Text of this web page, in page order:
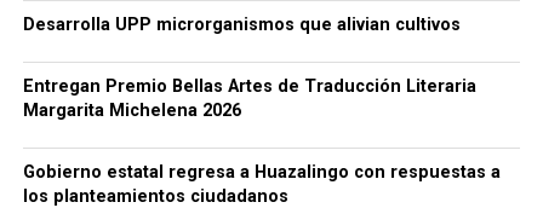
Desarrolla UPP microrganismos que alivian cultivos
Entregan Premio Bellas Artes de Traducción Literaria
Margarita Michelena 2026
Gobierno estatal regresa a Huazalingo con respuestas a
los planteamientos ciudadanos